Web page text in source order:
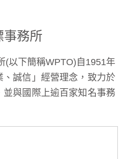
事務所
(以下簡稱WPTO)自1951年
誠信」經營理念，致力於
與國際上逾百家知名事務